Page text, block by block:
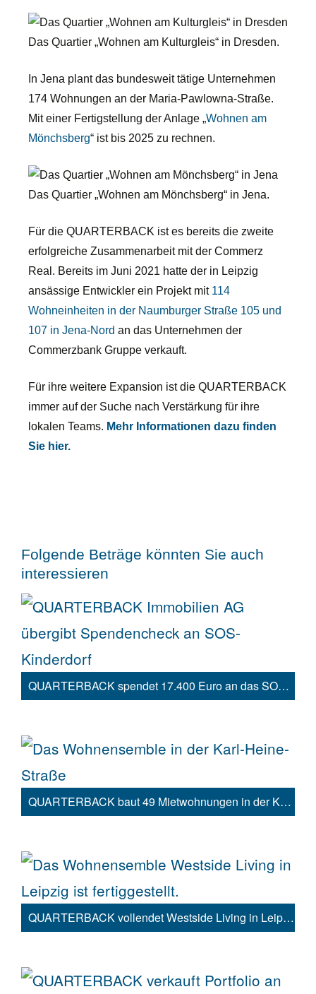
Das Quartier „Wohnen am Kulturgleis“ in Dresden.
In Jena plant das bundesweit tätige Unternehmen
174 Wohnungen an der Maria-Pawlowna-Straße.
Mit einer Fertigstellung der Anlage „Wohnen am
Mönchsberg“ ist bis 2025 zu rechnen.
Das Quartier „Wohnen am Mönchsberg“ in Jena.
Für die QUARTERBACK ist es bereits die zweite
erfolgreiche Zusammenarbeit mit der Commerz
Real. Bereits im Juni 2021 hatte der in Leipzig
ansässige Entwickler ein Projekt mit 114
Wohneinheiten in der Naumburger Straße 105 und
107 in Jena-Nord an das Unternehmen der
Commerzbank Gruppe verkauft.
Für ihre weitere Expansion ist die QUARTERBACK
immer auf der Suche nach Verstärkung für ihre
lokalen Teams. Mehr Informationen dazu finden
Sie hier.
Folgende Beträge könnten Sie auch
interessieren
QUARTERBACK spendet 17.400 Euro an das SOS-Kinderdorf Sachsen
QUARTERBACK baut 49 Mietwohnungen in der Karl-Heine-Straße
QUARTERBACK vollendet Westside Living in Leipzig